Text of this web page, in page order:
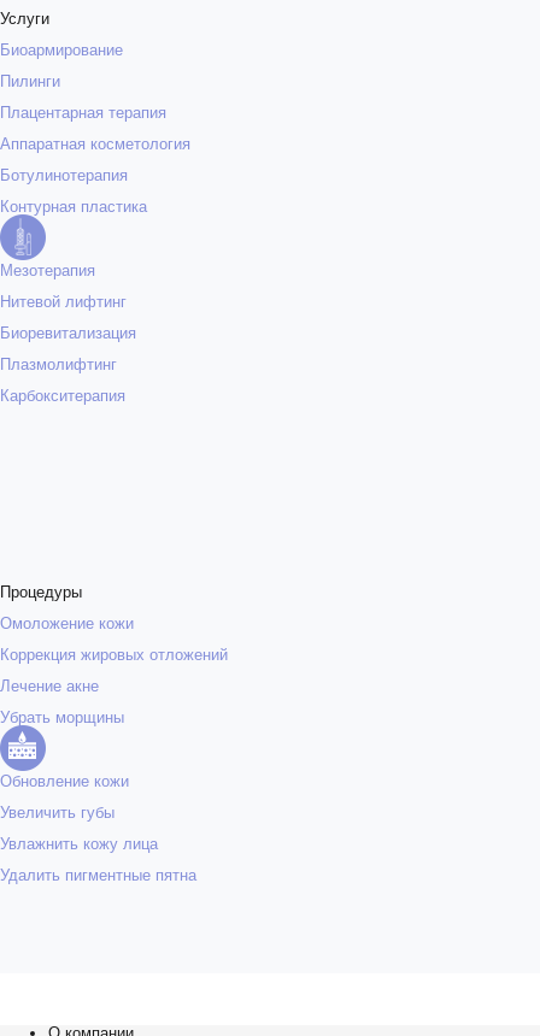
Услуги
Биоармирование
Пилинги
Плацентарная терапия
Аппаратная косметология
Ботулинотерапия
Контурная пластика
Мезотерапия
Нитевой лифтинг
Биоревитализация
Плазмолифтинг
Карбокситерапия
Процедуры
Омоложение кожи
Коррекция жировых отложений
Лечение акне
Убрать морщины
Обновление кожи
Увеличить губы
Увлажнить кожу лица
Удалить пигментные пятна